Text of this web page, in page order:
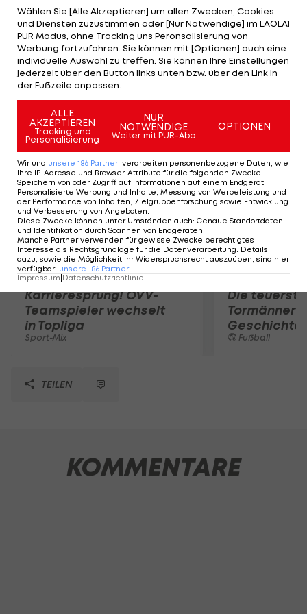
Ob die Ablösesumme von zehn Millionen Euro
ausreicht, darüber hüllt man sich noch in
Stillschweigen. "Ich erwarte ihn am Montag zum
Trainingsauftakt", so Trainer-Manager Magath.
Unterdessen habe sich Diego mit Atletico schon
auf einen Drei-Jahres-Vertrag geeinigt.
Mehr zum Thema
Karrieresprung! ÖVV-
Teamspieler wechselt
in Topliga
Sport-Mix
Die
Tormänner
Geschichte
Fußball
TEILEN
KOMMENTARE
Wählen Sie [Alle Akzeptieren] um allen Zwecken, Cookies
und Diensten zuzustimmen oder [Nur Notwendige] im LAOLA1
PUR Modus, ohne Tracking uns Peronsalisierung von
Werbung fortzufahren. Sie können mit [Optionen] auch eine
individuelle Auswahl zu treffen. Sie können Ihre Einstellungen
jederzeit über den Button links unten bzw. über den Link in
der Fußzeile anpassen.
ALLE
AKZEPTIEREN
Tracking und
Personalisierung
NUR
NOTWENDIGE
Weiter mit PUR-Abo
OPTIONEN
Wir und unsere 186 Partner verarbeiten personenbezogene Daten, wie
Ihre IP-Adresse und Browser-Attribute für die folgenden Zwecke:
Speichern von oder Zugriff auf Informationen auf einem Endgerät;
Personalisierte Werbung und Inhalte, Messung von Werbeleistung und
der Performance von Inhalten, Zielgruppenforschung sowie Entwicklung
und Verbesserung von Angeboten.
Diese Zwecke können unter Umständen auch: Genaue Standortdaten
und Identifikation durch Scannen von Endgeräten.
Manche Partner verwenden für gewisse Zwecke berechtigtes
Interesse als Rechtsgrundlage für die Datenverarbeitung. Details
dazu, sowie die Möglichkeit Ihr Widerspruchsrecht auszuüben, sind hier
verfügbar: unsere 186 Partner
Impressum Datenschutzrichtlinie